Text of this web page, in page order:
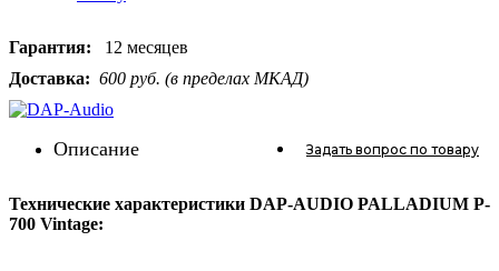
Гарантия: 12 месяцев
Доставка: 600 руб. (в пределах МКАД)
Описание Задать вопрос по товару
Технические характеристики DAP-AUDIO PALLADIUM P-
700 Vintage: